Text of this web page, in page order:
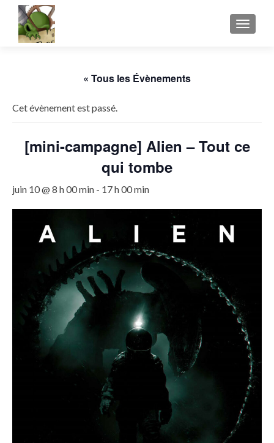
« Tous les Évènements
Cet évènement est passé.
[mini-campagne] Alien – Tout ce
qui tombe
juin 10 @ 8 h 00 min - 17 h 00 min